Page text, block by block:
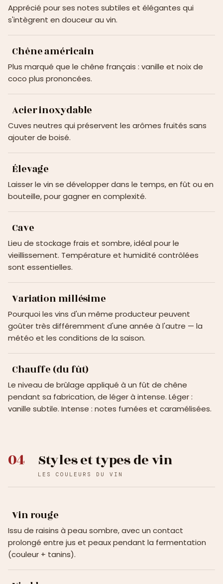
Apprécié pour ses notes subtiles et élégantes qui
s'intègrent en douceur au vin.
Chêne américain
Plus marqué que le chêne français : vanille et noix de
coco plus prononcées.
Acier inoxydable
Cuves neutres qui préservent les arômes fruités sans
ajouter de boisé.
Élevage
Laisser le vin se développer dans le temps, en fût ou en
bouteille, pour gagner en complexité.
Cave
Lieu de stockage frais et sombre, idéal pour le
vieillissement. Température et humidité contrôlées
sont essentielles.
Variation millésime
Pourquoi les vins d'un même producteur peuvent
goûter très différemment d'une année à l'autre — la
météo et les conditions de la saison.
Chauffe (du fût)
Le niveau de brûlage appliqué à un fût de chêne
pendant sa fabrication, de léger à intense. Léger :
vanille subtile. Intense : notes fumées et caramélisées.
04 Styles et types de vin
LES COULEURS DU VIN
Vin rouge
Issu de raisins à peau sombre, avec un contact
prolongé entre jus et peaux pendant la fermentation
(couleur + tanins).